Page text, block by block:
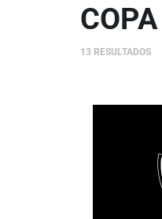
13 RESULTADOS